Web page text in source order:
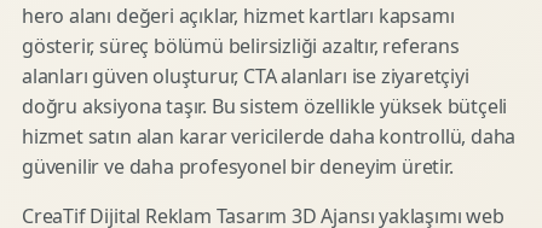
hero alanı değeri açıklar, hizmet kartları kapsamı
gösterir, süreç bölümü belirsizliği azaltır, referans
alanları güven oluşturur, CTA alanları ise ziyaretçiyi
doğru aksiyona taşır. Bu sistem özellikle yüksek bütçeli
hizmet satın alan karar vericilerde daha kontrollü, daha
güvenilir ve daha profesyonel bir deneyim üretir.
CreaTif Dijital Reklam Tasarım 3D Ajansı yaklaşımı web